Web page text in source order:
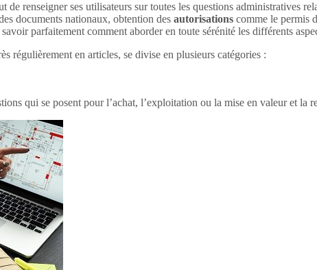
de renseigner ses utilisateurs sur toutes les questions administratives
documents nationaux, obtention des autorisations comme le permis
parfaitement comment aborder en toute sérénité les différents
régulièrement en articles, se divise en plusieurs catégories :
qui se posent pour l’achat, l’exploitation ou la mise en valeur et la